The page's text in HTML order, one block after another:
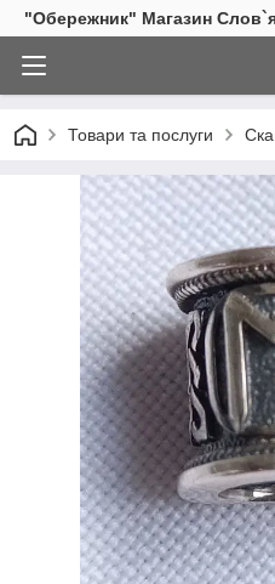
"Обережник" Магазин
Товари та послуги